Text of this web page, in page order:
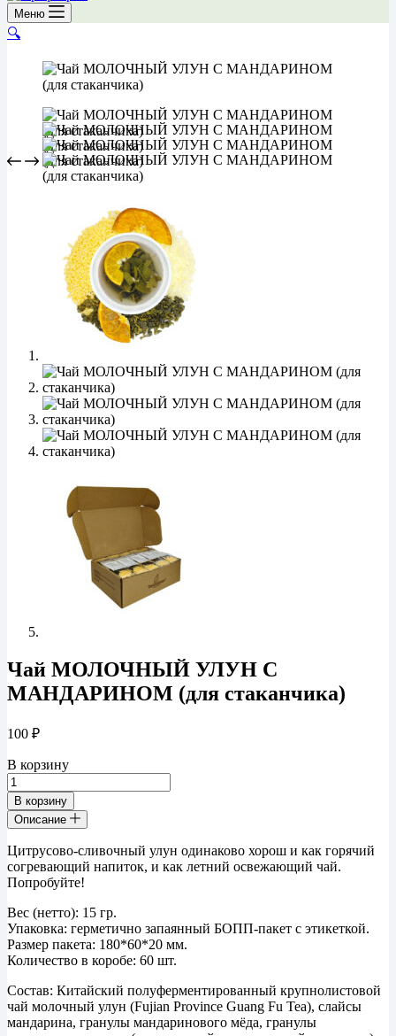
Меню
🔍
Чай МОЛОЧНЫЙ УЛУН С
МАНДАРИНОМ (для стаканчика)
100 ₽
В корзину
Количество
товара
Чай
МОЛОЧНЫЙ
УЛУН
С
МАНДАРИНОМ
(для
стаканчика)
В корзину
Описание
Цитрусово-сливочный улун одинаково хорош и как горячий
согревающий напиток, и как летний освежающий чай.
Попробуйте!
Вес (нетто): 15 гр.
Упаковка: герметично запаянный БОПП-пакет с этикеткой.
Размер пакета: 180*60*20 мм.
Количество в коробе: 60 шт.
Состав: Китайский полуферментированный крупнолистовой
чай молочный улун (Fujian Province Guang Fu Tea), слайсы
мандарина, гранулы мандаринового мёда, гранулы